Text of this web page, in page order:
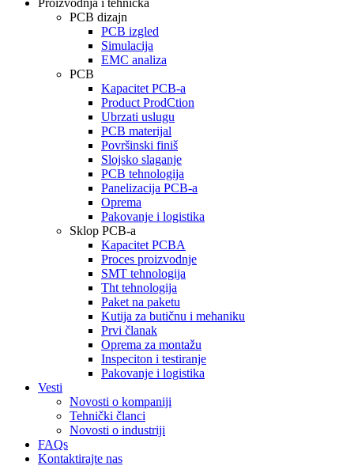
Proizvodnja i tehnička
PCB dizajn
PCB izgled
Simulacija
EMC analiza
PCB
Kapacitet PCB-a
Product ProdCtion
Ubrzati uslugu
PCB materijal
Površinski finiš
Slojsko slaganje
PCB tehnologija
Panelizacija PCB-a
Oprema
Pakovanje i logistika
Sklop PCB-a
Kapacitet PCBA
Proces proizvodnje
SMT tehnologija
Tht tehnologija
Paket na paketu
Kutija za butičnu i mehaniku
Prvi članak
Oprema za montažu
Inspeciton i testiranje
Pakovanje i logistika
Vesti
Novosti o kompaniji
Tehnički članci
Novosti o industriji
FAQs
Kontaktirajte nas